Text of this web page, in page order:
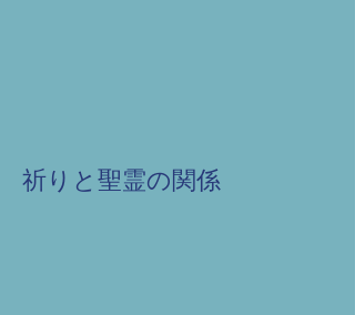
祈りと聖霊の関係